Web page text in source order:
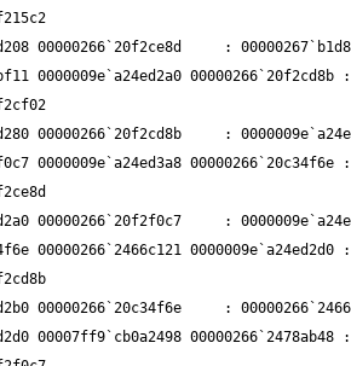
00000266`20f2ce8d     :
0000009e`a24ed2a0 00000266`20f2cd8b :
00000266`20f2cd8b     :
0000009e`a24ed3a8 00000266`20c34f6e :
00000266`20f2f0c7     :
00000266`2466c121 0000009e`a24ed2d0 :
00000266`20c34f6e     :
00007ff9`cb0a2498 00000266`2478ab48 :